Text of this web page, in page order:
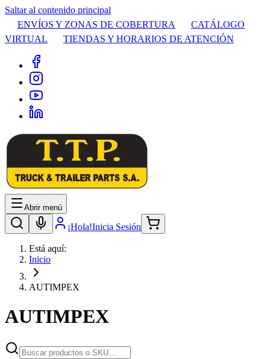
Saltar al contenido principal
ENVÍOS Y ZONAS DE COBERTURA
CATÁLOGO
VIRTUAL
TIENDAS Y HORARIOS DE ATENCIÓN
Abrir menú
¡Hola!Inicia Sesión
Está aquí:
Inicio
AUTIMPEX
AUTIMPEX